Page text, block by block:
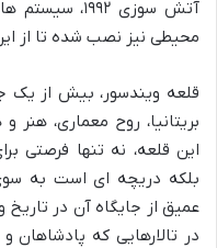
آتش سوزی
محیطی نیز نصب شده تا از
قلعه ویندسور، بیش از یک
بریتانیا، روح معماری، هنر
این قلعه، نه تنها فرصتی
بلکه دریچه ای است به
عمیق از جایگاه آن در
در تالارهایی که پادشاهان